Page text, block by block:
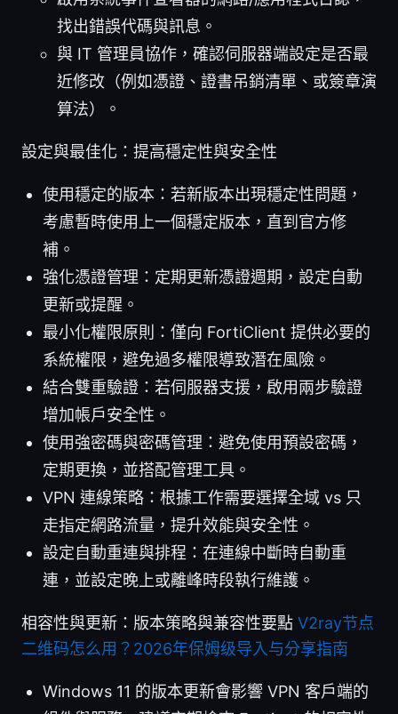
找出錯誤代碼與訊息。
與 IT 管理員協作，確認伺服器端設定是否最
近修改（例如憑證、證書吊銷清單、或簽章演
算法）。
設定與最佳化：提高穩定性與安全性
使用穩定的版本：若新版本出現穩定性問題，
考慮暫時使用上一個穩定版本，直到官方修
補。
強化憑證管理：定期更新憑證週期，設定自動
更新或提醒。
最小化權限原則：僅向 FortiClient 提供必要的
系統權限，避免過多權限導致潛在風險。
結合雙重驗證：若伺服器支援，啟用兩步驗證
增加帳戶安全性。
使用強密碼與密碼管理：避免使用預設密碼，
定期更換，並搭配管理工具。
VPN 連線策略：根據工作需要選擇全域 vs 只
走指定網路流量，提升效能與安全性。
設定自動重連與排程：在連線中斷時自動重
連，並設定晚上或離峰時段執行維護。
相容性與更新：版本策略與兼容性要點 V2ray节点
二维码怎么用？2026年保姆级导入与分享指南
Windows 11 的版本更新會影響 VPN 客戶端的